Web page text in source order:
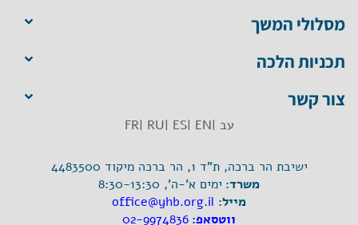
מסלולי המשך
תכניות הלכה
צור קשר
עב |EN |
ES |
RU |
FR
ישיבת הר ברכה, ת"ד 1, הר ברכה מיקוד 4483500
משרד: ימים א'-ה', 8:30-13:30
מייל: office@yhb.org.il
ווטסאפ: 02-9974836